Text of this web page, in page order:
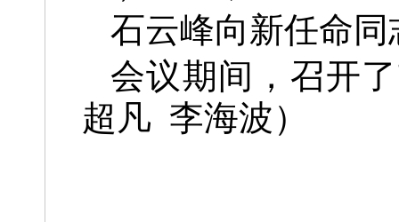
石云峰向新任命
会议期间，召开
超凡 李海波）